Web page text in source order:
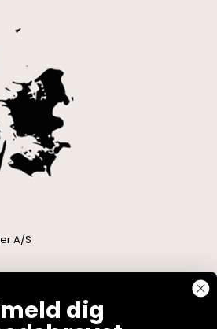
A/S
dig